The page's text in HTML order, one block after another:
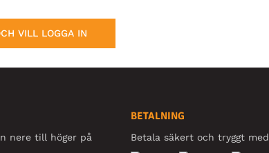
VILL LOGGA IN
nere till höger på
BETALNING
Betala säkert och tryggt med